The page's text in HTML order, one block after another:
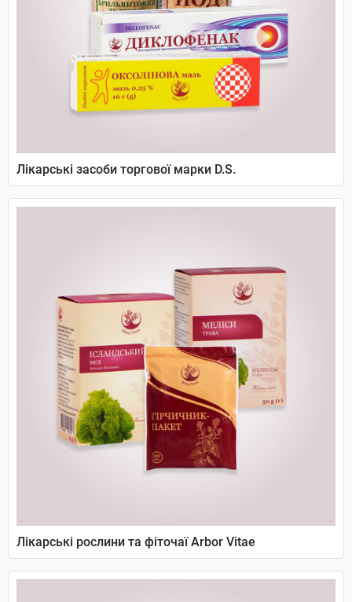
Лікарські засоби торгової марки D.S.
Лікарські рослини та фіточаї Arbor Vitae